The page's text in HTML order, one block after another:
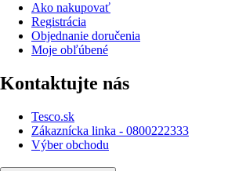
Ako nakupovať
Registrácia
Objednanie doručenia
Moje obľúbené
Kontaktujte nás
Tesco.sk
Zákaznícka linka - 0800222333
Výber obchodu